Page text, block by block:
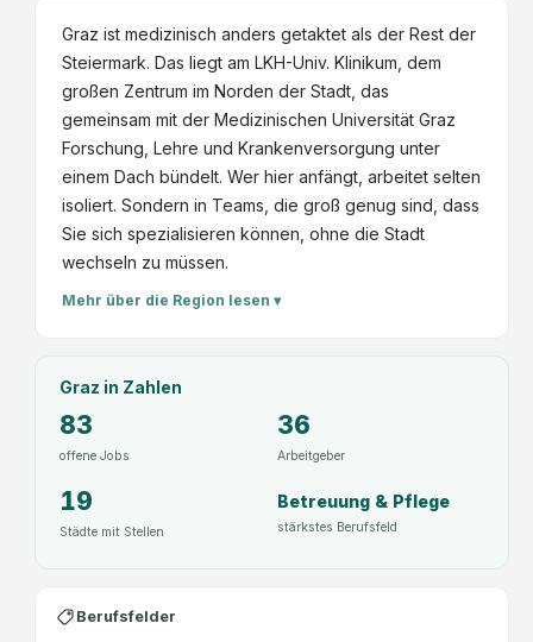
Graz ist medizinisch anders getaktet als der Rest der
Steiermark. Das liegt am LKH-Univ. Klinikum, dem
großen Zentrum im Norden der Stadt, das
gemeinsam mit der Medizinischen Universität Graz
Forschung, Lehre und Krankenversorgung unter
einem Dach bündelt. Wer hier anfängt, arbeitet selten
isoliert. Sondern in Teams, die groß genug sind, dass
Sie sich spezialisieren können, ohne die Stadt
wechseln zu müssen.
Mehr über die Region lesen ▾
Graz in Zahlen
83
offene Jobs
36
Arbeitgeber
19
Städte mit Stellen
Betreuung & Pflege
stärkstes Berufsfeld
Berufsfelder